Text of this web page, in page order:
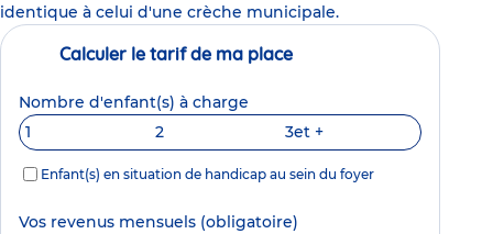
identique à celui d'une crèche municipale.
Calculer le tarif de ma place
Nombre d'enfant(s) à charge
1
2 3et +
Enfant(s) en situation de handicap au sein du foyer
Vos revenus mensuels (obligatoire)